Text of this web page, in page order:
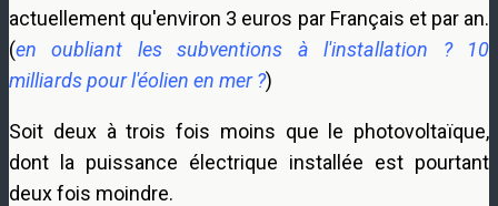
actuellement qu'environ 3 euros par Français et par an.
(en oubliant les subventions à l'installation ?
10
milliards pour l'éolien en mer ?)
Soit deux à trois fois moins que le photovoltaïque,
dont la puissance électrique installée est pourtant
deux fois moindre.